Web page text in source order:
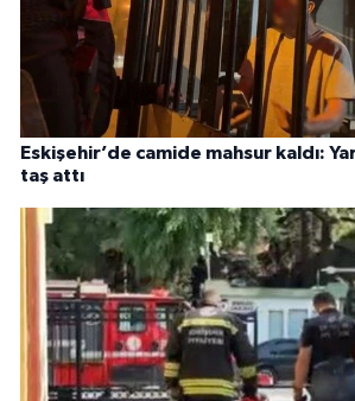
Eskişehir’de camide mahsur kaldı:
taş attı